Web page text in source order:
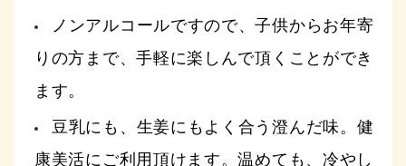
ノンアルコールですので、子供からお年寄
りの方まで、手軽に楽しんで頂くことができ
ます。
豆乳にも、生姜にもよく合う澄んだ味。健
康美活にご利用頂けます。温めても、冷やし